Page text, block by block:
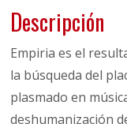
Descripción
Empiria es el
la búsqueda del
plasmado en
deshumanización